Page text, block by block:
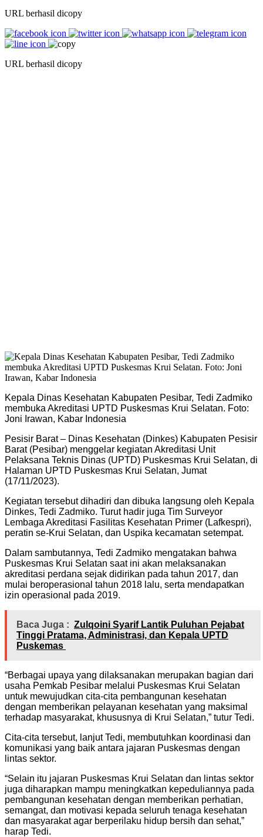
URL berhasil dicopy
URL berhasil dicopy
Kepala Dinas Kesehatan Kabupaten Pesibar, Tedi Zadmiko
membuka Akreditasi UPTD Puskesmas Krui Selatan. Foto:
Joni Irawan, Kabar Indonesia
Pesisir Barat – Dinas Kesehatan (Dinkes) Kabupaten Pesisir
Barat (Pesibar) menggelar kegiatan Akreditasi Unit
Pelaksana Teknis Dinas (UPTD) Puskesmas Krui Selatan, di
Halaman UPTD Puskesmas Krui Selatan, Jumat
(17/11/2023).
Kegiatan tersebut dihadiri dan dibuka langsung oleh Kepala
Dinkes, Tedi Zadmiko. Turut hadir juga Tim Surveyor
Lembaga Akreditasi Fasilitas Kesehatan Primer (Lafkespri),
peratin se-Krui Selatan, dan Uspika kecamatan setempat.
Dalam sambutannya, Tedi Zadmiko mengatakan bahwa
Puskesmas Krui Selatan saat ini akan melaksanakan
akreditasi perdana sejak didirikan pada tahun 2017, dan
mulai beroperasional tahun 2018 lalu, serta mendapatkan
izin operasional pada 2019.
Baca Juga : Zulqoini Syarif Lantik Puluhan Pejabat
Tinggi Pratama, Administrasi, dan Kepala UPTD
Puskemas
“Berbagai upaya yang dilaksanakan merupakan bagian dari
usaha Pemkab Pesibar melalui Puskesmas Krui Selatan
untuk mewujudkan cita-cita pembangunan kesehatan
dengan memberikan pelayanan kesehatan yang maksimal
terhadap masyarakat, khususnya di Krui Selatan,” tutur Tedi.
Cita-cita tersebut, lanjut Tedi, membutuhkan koordinasi dan
komunikasi yang baik antara jajaran Puskesmas dengan
lintas sektor.
“Selain itu jajaran Puskesmas Krui Selatan dan lintas sektor
juga diharapkan mampu meningkatkan kepeduliannya pada
pembangunan kesehatan dengan memberikan perhatian,
semangat, dan motivasi kepada seluruh tenaga kesehatan
dan masyarakat agar berperilaku hidup bersih dan sehat,”
harap Tedi.